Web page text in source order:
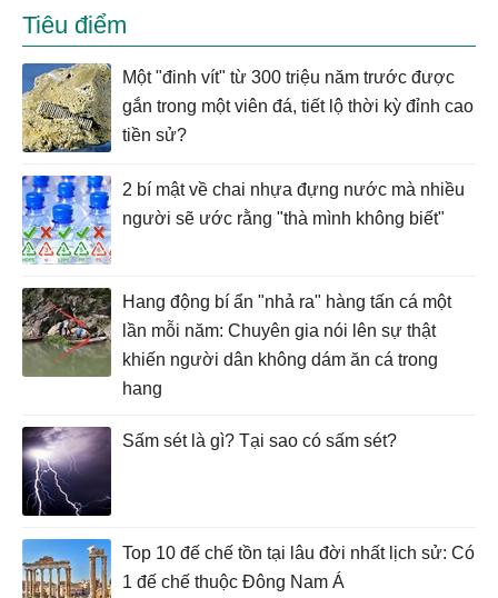
Tiêu điểm
Một "đinh vít" từ 300 triệu năm trước được
gắn trong một viên đá, tiết lộ thời kỳ đỉnh cao
tiền sử?
2 bí mật về chai nhựa đựng nước mà nhiều
người sẽ ước rằng "thà mình không biết"
Hang động bí ẩn "nhả ra" hàng tấn cá một
lần mỗi năm: Chuyên gia nói lên sự thật
khiến người dân không dám ăn cá trong
hang
Sấm sét là gì? Tại sao có sấm sét?
Top 10 đế chế tồn tại lâu đời nhất lịch sử: Có
1 đế chế thuộc Đông Nam Á